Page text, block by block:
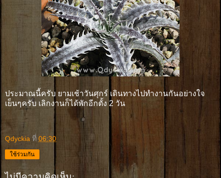
ประมาณนี้ครับ ยามเช้าวันศุกร์ เดินทางไปทำงานกันอย่างใจ
เย็นๆครับ เลิกงานก็ได้พักอีกตั้ง 2 วัน
Qdyckia ที่ 06:30
ใช้ร่วมกัน